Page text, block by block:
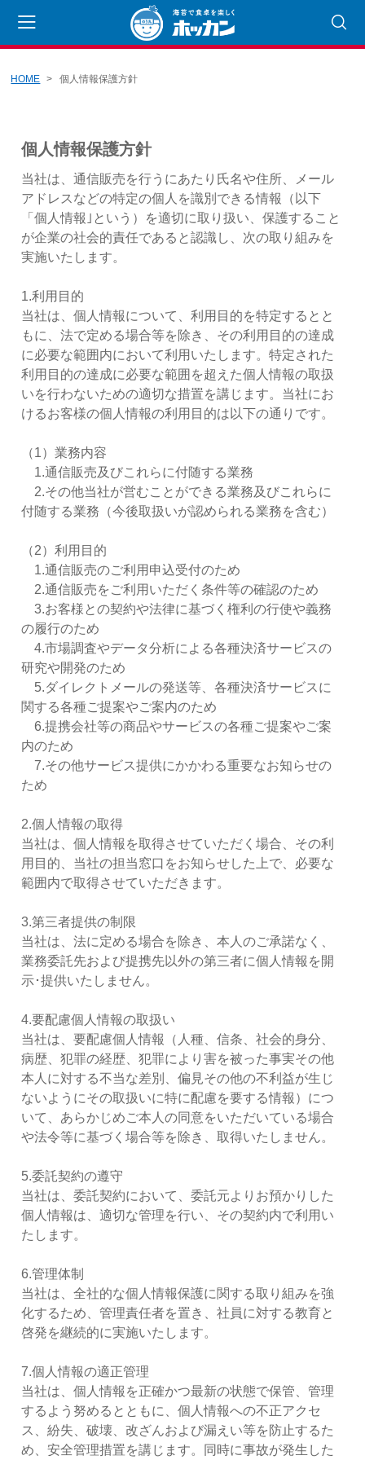
海苔
焼きのり
その他
乾物
海産乾物
農産乾物
その他
HOME 個人情報保護方針
個人情報保護方針
当社は、通信販売を行うにあたり氏名や住所、メール
アドレスなどの特定の個人を識別できる情報（以下
「個人情報｣という）を適切に取り扱い、保護すること
が企業の社会的責任であると認識し、次の取り組みを
実施いたします。
1.利用目的
当社は、個人情報について、利用目的を特定するとと
もに、法で定める場合等を除き、その利用目的の達成
に必要な範囲内において利用いたします。特定された
利用目的の達成に必要な範囲を超えた個人情報の取扱
いを行わないための適切な措置を講じます。当社にお
けるお客様の個人情報の利用目的は以下の通りです。
（1）業務内容
1.通信販売及びこれらに付随する業務
2.その他当社が営むことができる業務及びこれらに
付随する業務（今後取扱いが認められる業務を含む）
（2）利用目的
1.通信販売のご利用申込受付のため
2.通信販売をご利用いただく条件等の確認のため
3.お客様との契約や法律に基づく権利の行使や義務
の履行のため
4.市場調査やデータ分析による各種決済サービスの
研究や開発のため
5.ダイレクトメールの発送等、各種決済サービスに
関する各種ご提案やご案内のため
6.提携会社等の商品やサービスの各種ご提案やご案
内のため
7.その他サービス提供にかかわる重要なお知らせの
ため
2.個人情報の取得
当社は、個人情報を取得させていただく場合、その利
用目的、当社の担当窓口をお知らせした上で、必要な
範囲内で取得させていただきます。
3.第三者提供の制限
当社は、法に定める場合を除き、本人のご承諾なく、
業務委託先および提携先以外の第三者に個人情報を開
示･提供いたしません。
4.要配慮個人情報の取扱い
当社は、要配慮個人情報（人種、信条、社会的身分、
病歴、犯罪の経歴、犯罪により害を被った事実その他
本人に対する不当な差別、偏見その他の不利益が生じ
ないようにその取扱いに特に配慮を要する情報）につ
いて、あらかじめご本人の同意をいただいている場合
や法令等に基づく場合等を除き、取得いたしません。
5.委託契約の遵守
当社は、委託契約において、委託元よりお預かりした
個人情報は、適切な管理を行い、その契約内で利用い
たします。
6.管理体制
当社は、全社的な個人情報保護に関する取り組みを強
化するため、管理責任者を置き、社員に対する教育と
啓発を継続的に実施いたします。
7.個人情報の適正管理
当社は、個人情報を正確かつ最新の状態で保管、管理
するよう努めるとともに、個人情報への不正アクセ
ス、紛失、破壊、改ざんおよび漏えい等を防止するた
め、安全管理措置を講じます。同時に事故が発生した